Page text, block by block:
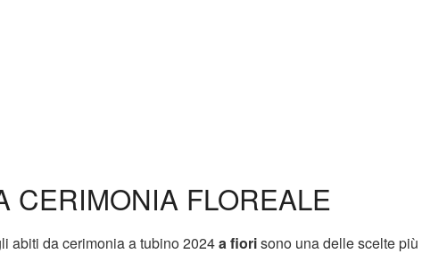
CERIMONIA FLOREALE
abiti da cerimonia a tubino 2024a fiorisono una delle scelte più